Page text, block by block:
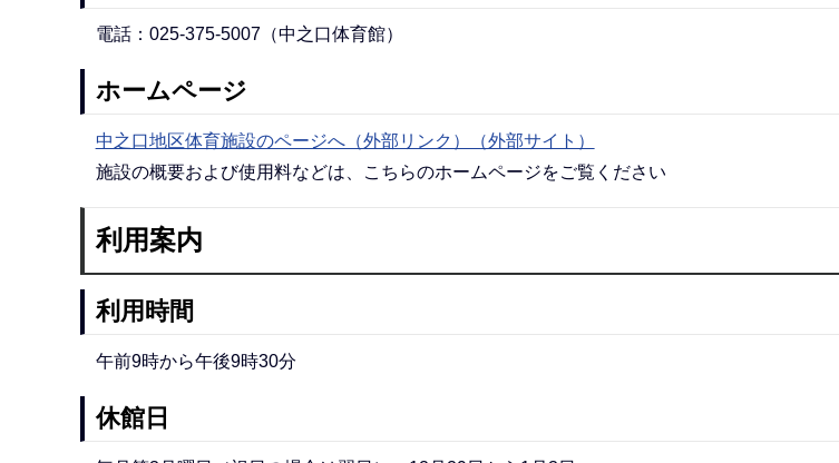
電話：025-375-5007（中之口体育館）
ホームページ
中之口地区体育施設のページへ（外部リンク）（外部サイト）
施設の概要および使用料などは、こちらのホームページをご覧ください
利用案内
利用時間
午前9時から午後9時30分
休館日